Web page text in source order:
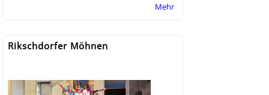
Mehr
Rikschdorfer Möhnen